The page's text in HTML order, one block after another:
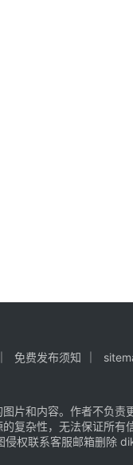
免费发布须知
片和内容。作者不负
复杂性，无法保证所
权联系客服邮箱删除